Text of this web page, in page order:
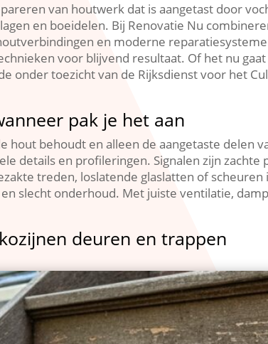
van houtwerk dat is aangetast door
en boeidelen.​ Bij Renovatie Nu
en moderne
voor blijvend resultaat.​ Of het nu
onder toezicht van de Rijksdienst voor het
pak je het aan
behoudt en alleen de aangetaste delen
details en profileringen.​ Signalen zijn zachte
treden, loslatende glaslatten of
slecht onderhoud.​ Met juiste ventilatie,
deuren en trappen